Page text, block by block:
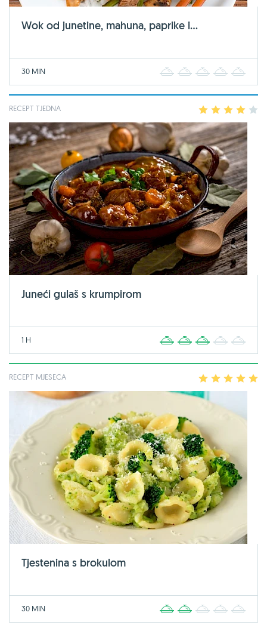
Wok od junetine, mahuna, paprike i...
30 MIN 2 3 4
RECEPT TJEDNA 2 3 4
Juneći gulaš s krumpirom
1 H 2 3 4
RECEPT MJESECA 2 3 4
Tjestenina s brokulom
30 MIN 2 3 4